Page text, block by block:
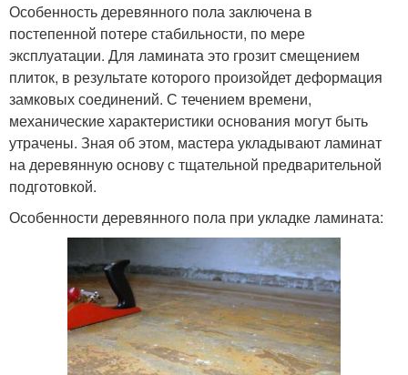
Особенность деревянного пола заключена в
постепенной потере стабильности, по мере
эксплуатации. Для ламината это грозит смещением
плиток, в результате которого произойдет деформация
замковых соединений. С течением времени,
механические характеристики основания могут быть
утрачены. Зная об этом, мастера укладывают ламинат
на деревянную основу с тщательной предварительной
подготовкой.
Особенности деревянного пола при укладке ламината: